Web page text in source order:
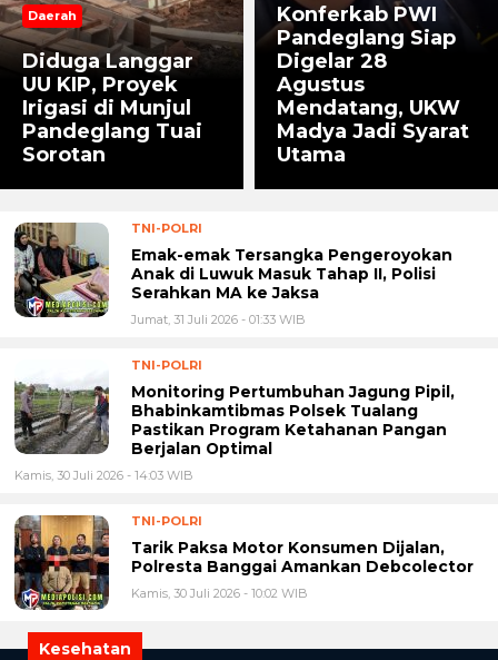
Daerah
Diduga Langgar
UU KIP, Proyek
Irigasi di Munjul
Pandeglang Tuai
Sorotan
Konferkab PWI
Pandeglang Siap
Digelar 28
Agustus
Mendatang, UKW
Madya Jadi Syarat
Utama
TNI-POLRI
Emak-emak Tersangka Pengeroyokan
Anak di Luwuk Masuk Tahap II, Polisi
Serahkan MA ke Jaksa
Jumat, 31 Juli 2026 - 01:33 WIB
TNI-POLRI
Monitoring Pertumbuhan Jagung Pipil,
Bhabinkamtibmas Polsek Tualang
Pastikan Program Ketahanan Pangan
Berjalan Optimal
Kamis, 30 Juli 2026 - 14:03 WIB
TNI-POLRI
Tarik Paksa Motor Konsumen Dijalan,
Polresta Banggai Amankan Debcolector
Kamis, 30 Juli 2026 - 10:02 WIB
Kesehatan